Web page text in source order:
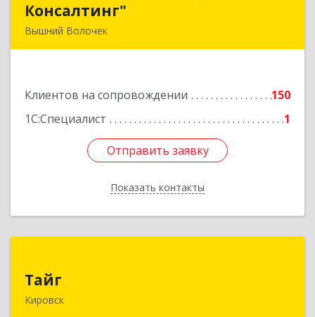
Консалтинг"
Вышний Волочек
Клиентов на сопровождении
150
1С:Специалист
1
Отправить заявку
Показать контакты
Подробнее
Отправить заявку
Назад
Тайг
Кировск
Кировск г, Новая ул, дом № 13, корпус 3, кв.3